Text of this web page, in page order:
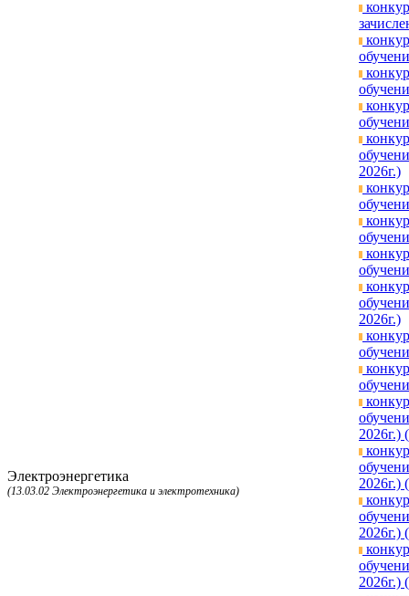
Электроэнергетика
(13.03.02 Электроэнергетика и электротехника)
2026г.)
2026г.)
2026г.)
2026г.)
2026г.)
2026г.)